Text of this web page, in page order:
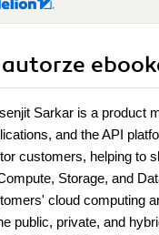
Sarkar is a product
and the API
customers, helping to
Storage, and
cloud computing
public, private, and